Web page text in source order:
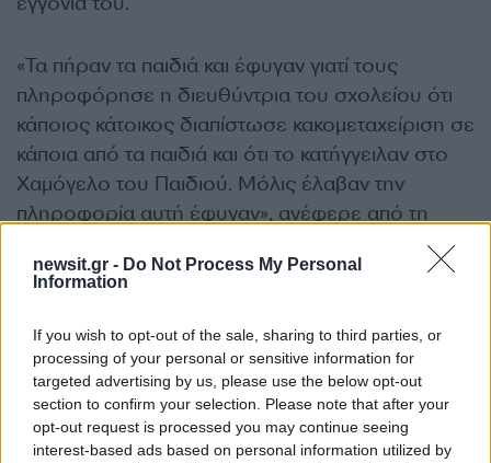
newsit.gr - Do Not Process My Personal
Information
If you wish to opt-out of the sale, sharing to third parties, or
processing of your personal or sensitive information for
targeted advertising by us, please use the below opt-out
section to confirm your selection. Please note that after your
opt-out request is processed you may continue seeing
interest-based ads based on personal information utilized by
«Τα πήραν τα παιδιά και έφυγαν γιατί τους
πληροφόρησε η διευθύντρια του σχολείου ότι
κάποιος κάτοικος διαπίστωσε κακομεταχείριση σε
κάποια από τα παιδιά και ότι το κατήγγειλαν στο
Χαμόγελο του Παιδιού. Μόλις έλαβαν την
πληροφορία αυτή έφυγαν», ανέφερε από τη